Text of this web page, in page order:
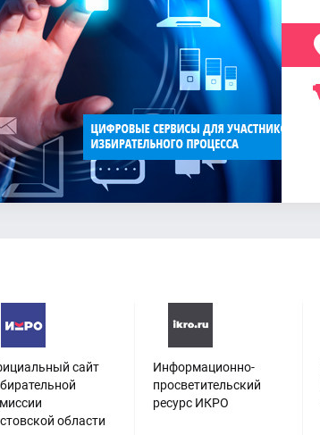
сайт
области
Информационно-
просветительский
ресурс ИКРО